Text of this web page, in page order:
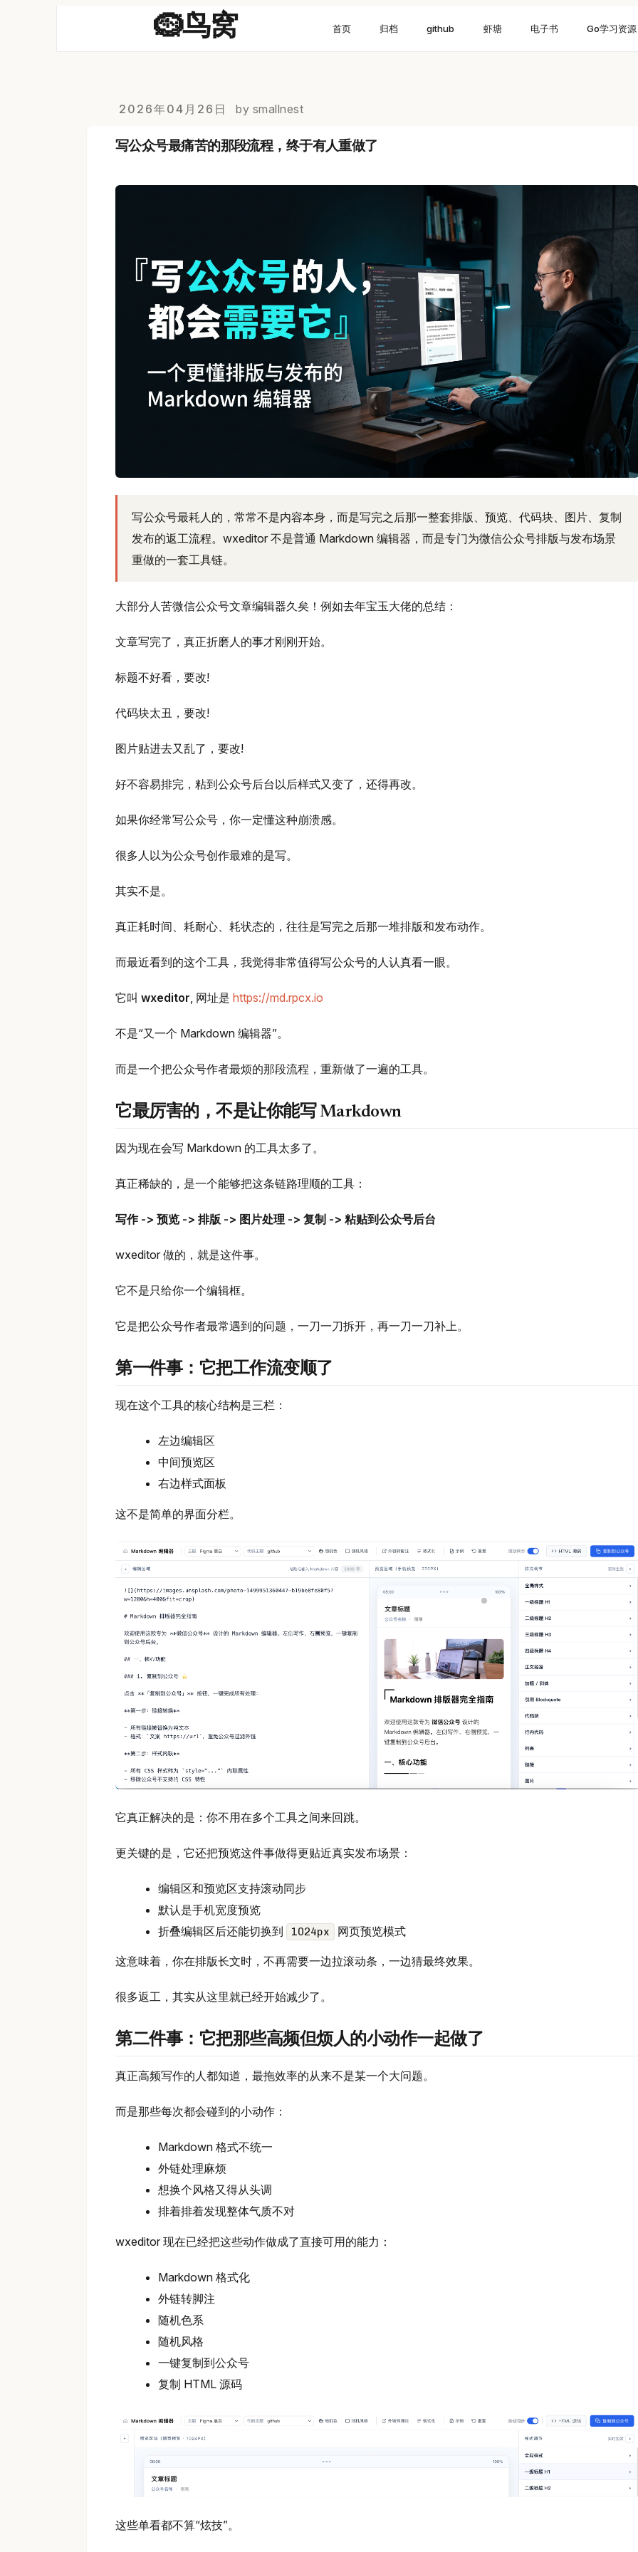
🪹鸟窝 首页 归档 github 虾塘 电子书 Go学习资源
2026年04月26日 by smallnest
写公众号最痛苦的那段流程，终于有人重做了
写公众号最耗人的，常常不是内容本身，而是写完之后那一整套排版、预览、代码块、图片、复制
发布的返工流程。wxeditor 不是普通 Markdown 编辑器，而是专门为微信公众号排版与发布场景
重做的一套工具链。
大部分人苦微信公众号文章编辑器久矣！例如去年宝玉大佬的总结：
文章写完了，真正折磨人的事才刚刚开始。
标题不好看，要改!
代码块太丑，要改!
图片贴进去又乱了，要改!
好不容易排完，粘到公众号后台以后样式又变了，还得再改。
如果你经常写公众号，你一定懂这种崩溃感。
很多人以为公众号创作最难的是写。
其实不是。
真正耗时间、耗耐心、耗状态的，往往是写完之后那一堆排版和发布动作。
而最近看到的这个工具，我觉得非常值得写公众号的人认真看一眼。
它叫 wxeditor, 网址是 https://md.rpcx.io
不是“又一个 Markdown 编辑器”。
而是一个把公众号作者最烦的那段流程，重新做了一遍的工具。
它最厉害的，不是让你能写 Markdown
因为现在会写 Markdown 的工具太多了。
真正稀缺的，是一个能够把这条链路理顺的工具：
写作 -> 预览 -> 排版 -> 图片处理 -> 复制 -> 粘贴到公众号后台
wxeditor 做的，就是这件事。
它不是只给你一个编辑框。
它是把公众号作者最常遇到的问题，一刀一刀拆开，再一刀一刀补上。
第一件事：它把工作流变顺了
现在这个工具的核心结构是三栏：
左边编辑区
中间预览区
右边样式面板
这不是简单的界面分栏。
它真正解决的是：你不用在多个工具之间来回跳。
更关键的是，它还把预览这件事做得更贴近真实发布场景：
编辑区和预览区支持滚动同步
默认是手机宽度预览
折叠编辑区后还能切换到
1024px 网页预览模式
这意味着，你在排版长文时，不再需要一边拉滚动条，一边猜最终效果。
很多返工，其实从这里就已经开始减少了。
第二件事：它把那些高频但烦人的小动作一起做了
真正高频写作的人都知道，最拖效率的从来不是某一个大问题。
而是那些每次都会碰到的小动作：
Markdown 格式不统一
外链处理麻烦
想换个风格又得从头调
排着排着发现整体气质不对
wxeditor 现在已经把这些动作做成了直接可用的能力：
Markdown 格式化
外链转脚注
随机色系
随机风格
一键复制到公众号
复制 HTML 源码
这些单看都不算“炫技”。